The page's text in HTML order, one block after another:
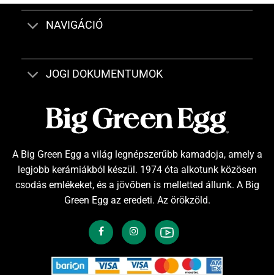
NAVIGÁCIÓ
JOGI DOKUMENTUMOK
A Big Green Egg a világ legnépszerűbb kamadoja, amely a
legjobb kerámiákból készül. 1974 óta alkotunk közösen
csodás emlékeket, és a jövőben is melletted állunk. A Big
Green Egg az eredeti. Az örökzöld.